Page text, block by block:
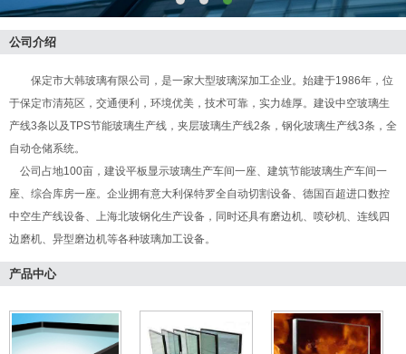
公司介绍
保定市大韩玻璃有限公司，是一家大型玻璃深加工企业。始建于1986年，位
于保定市清苑区，交通便利，环境优美，技术可靠，实力雄厚。建设中空玻璃生
产线3条以及TPS节能玻璃生产线，夹层玻璃生产线2条，钢化玻璃生产线3条，全
自动仓储系统。
公司占地100亩，建设平板显示玻璃生产车间一座、建筑节能玻璃生产车间一
座、综合库房一座。企业拥有意大利保特罗全自动切割设备、德国百超进口数控
中空生产线设备、上海北玻钢化生产设备，同时还具有磨边机、喷砂机、连线四
边磨机、异型磨边机等各种玻璃加工设备。
产品中心